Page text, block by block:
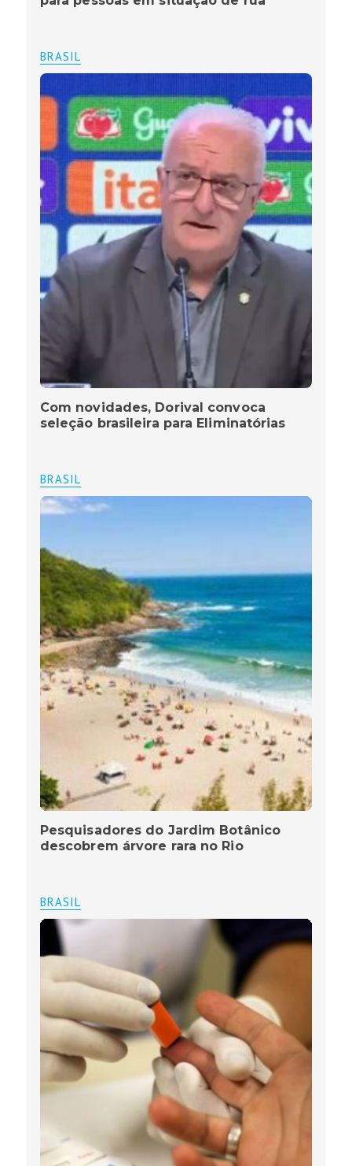
BRASIL
Com novidades, Dorival convoca
seleção brasileira para Eliminatórias
BRASIL
Pesquisadores do Jardim Botânico
descobrem árvore rara no Rio
BRASIL